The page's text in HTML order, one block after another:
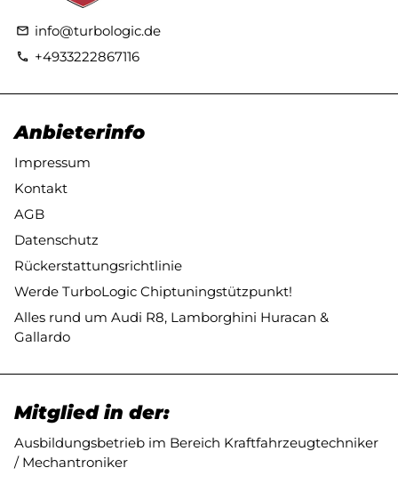
email info@turbologic.de
phone +4933222867116
Anbieterinfo
Impressum
Kontakt
AGB
Datenschutz
Rückerstattungsrichtlinie
Werde TurboLogic Chiptuningstützpunkt!
Alles rund um Audi R8, Lamborghini Huracan &
Gallardo
Mitglied in der:
Ausbildungsbetrieb im Bereich Kraftfahrzeugtechniker
/ Mechantroniker